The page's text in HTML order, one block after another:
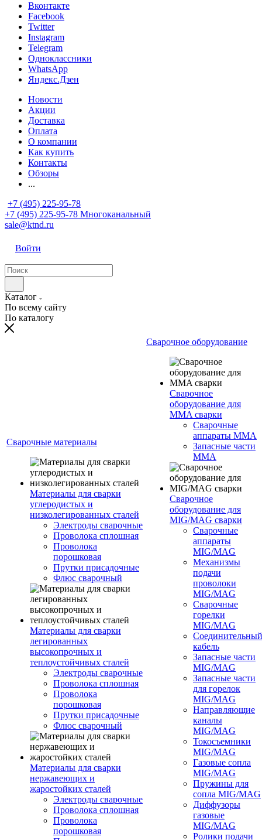
Вконтакте
Facebook
Twitter
Instagram
Telegram
Одноклассники
WhatsApp
Яндекс.Дзен
Новости
Акции
Доставка
Оплата
О компании
Как купить
Контакты
Обзоры
...
+7 (495) 225-95-78
+7 (495) 225-95-78 Многоканальный
sale@ktnd.ru
Войти
Каталог
По всему сайту
По каталогу
Сварочные материалы
Материалы для сварки
углеродистых и
низколегированных сталей
Электроды сварочные
Проволока сплошная
Проволока
порошковая
Прутки присадочные
Флюс сварочный
Материалы для сварки
легированных
высокопрочных и
теплоустойчивых сталей
Электроды сварочные
Проволока сплошная
Проволока
порошковая
Прутки присадочные
Флюс сварочный
Материалы для сварки
нержавеющих и
жаростойких сталей
Электроды сварочные
Проволока сплошная
Проволока
порошковая
Сварочное оборудование
Сварочное
оборудование для
MMA сварки
Сварочные
аппараты MMA
Запасные части
MMA
Сварочное
оборудование для
MIG/MAG сварки
Сварочные
аппараты
MIG/MAG
Механизмы
подачи
проволоки
MIG/MAG
Сварочные
горелки
MIG/MAG
Соединительный
кабель
Запасные части
MIG/MAG
Запасные части
для горелок
MIG/MAG
Направляющие
каналы
MIG/MAG
Токосъемники
MIG/MAG
Газовые сопла
MIG/MAG
Пружины для
сопла MIG/MAG
Диффузоры
газовые
MIG/MAG
Ролики подачи